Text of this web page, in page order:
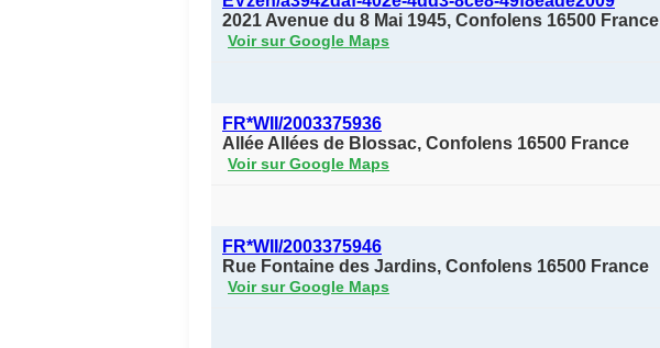
2021 Avenue du 8 Mai 1945, Confolens 16500 France
Voir sur Google Maps
FR*WII/2003375936
Allée Allées de Blossac, Confolens 16500 France
Voir sur Google Maps
FR*WII/2003375946
Rue Fontaine des Jardins, Confolens 16500 France
Voir sur Google Maps